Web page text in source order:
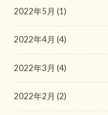
2022年5月 (1)
2022年4月 (4)
2022年3月 (4)
2022年2月 (2)